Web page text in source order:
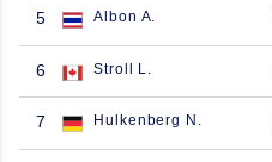
5 Albon A.
6 Stroll L.
7 Hulkenberg N.